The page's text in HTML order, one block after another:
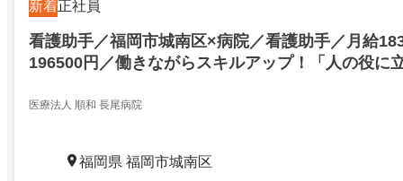
新着正社員
看護助手／福岡市城南区×病院／看護助手／月給
196500円／働きながらスキルアップ！「人の役に
医療法人 順和 長尾病院
福岡県 福岡市城南区